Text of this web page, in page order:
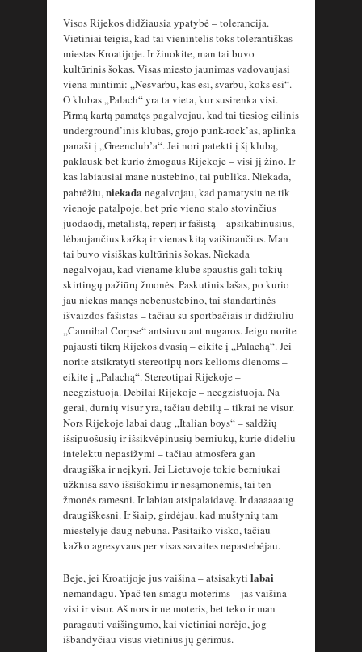
Visos Rijekos didžiausia ypatybė – tolerancija.
Vietiniai teigia, kad tai vienintelis toks tolerantiškas
miestas Kroatijoje. Ir žinokite, man tai buvo
kultūrinis šokas. Visas miesto jaunimas vadovaujasi
viena mintimi: „Nesvarbu, kas esi, svarbu, koks esi“.
O klubas „Palach“ yra ta vieta, kur susirenka visi.
Pirmą kartą pamatęs pagalvojau, kad tai tiesiog eilinis
underground’inis klubas, grojo punk-rock’as, aplinka
panaši į „Greenclub’a“. Jei nori patekti į šį klubą,
paklausk bet kurio žmogaus Rijekoje – visi jį žino. Ir
kas labiausiai mane nustebino, tai publika. Niekada,
pabrėžiu,niekada negalvojau, kad pamatysiu ne tik
vienoje patalpoje, bet prie vieno stalo stovinčius
juodaodį, metalistą, reperį ir fašistą – apsikabinusius,
lėbaujančius kažką ir vienas kitą vaišinančius. Man
tai buvo visiškas kultūrinis šokas. Niekada
negalvojau, kad viename klube spaustis gali tokių
skirtingų pažiūrų žmonės. Paskutinis lašas, po kurio
jau niekas manęs nebenustebino, tai standartinės
išvaizdos fašistas – tačiau su sportbačiais ir didžiuliu
„Cannibal Corpse“ antsiuvu ant nugaros. Jeigu norite
pajausti tikrą Rijekos dvasią – eikite į „Palachą“. Jei
norite atsikratyti stereotipų nors kelioms dienoms –
eikite į „Palachą“. Stereotipai Rijekoje –
neegzistuoja. Debilai Rijekoje – neegzistuoja. Na
gerai, durnių visur yra, tačiau debilų – tikrai ne visur.
Nors Rijekoje labai daug „Italian boys“ – saldžių
išsipuošusių ir išsikvėpinusių berniukų, kurie dideliu
intelektu nepasižymi – tačiau atmosfera gan
draugiška ir neįkyri. Jei Lietuvoje tokie berniukai
užknisa savo išsišokimu ir nesąmonėmis, tai ten
žmonės ramesni. Ir labiau atsipalaidavę. Ir daaaaaaug
draugiškesni. Ir šiaip, girdėjau, kad muštynių tam
miestelyje daug nebūna. Pasitaiko visko, tačiau
kažko agresyvaus per visas savaites nepastebėjau.
Beje, jei Kroatijoje jus vaišina – atsisakyti labai
nemandagu. Ypač ten smagu moterims – jas vaišina
visi ir visur. Aš nors ir ne moteris, bet teko ir man
paragauti vaišingumo, kai vietiniai norėjo, jog
išbandyčiau visus vietinius jų gėrimus.